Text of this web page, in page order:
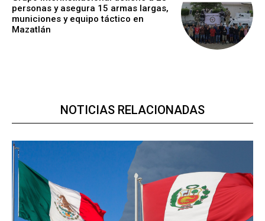
personas y asegura 15 armas largas,
municiones y equipo táctico en
Mazatlán
NOTICIAS RELACIONADAS